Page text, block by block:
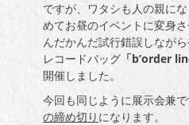
ですが、ワタシも人の親に
めてお昼のイベントに変身
んだかんだ試行錯誤しなが
レコードバッグ 「b’order
開催しました。
今回も同じように展示会兼
の締め切り になります。